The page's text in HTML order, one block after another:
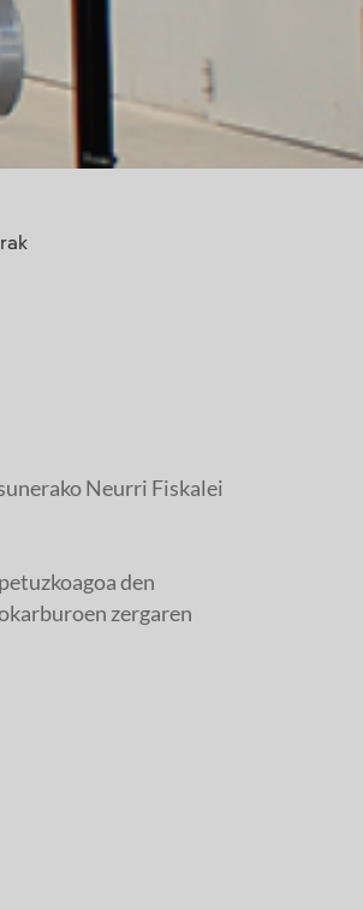
Neurri Fiskalei
den
zergaren